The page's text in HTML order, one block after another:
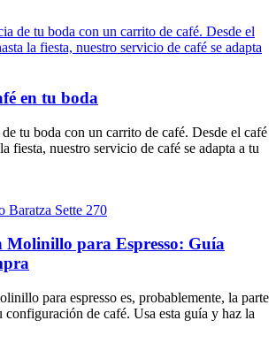
en tu boda
tu boda con un carrito de café. Desde el café
fiesta, nuestro servicio de café se adapta a tu
Molinillo para Espresso: Guía
para espresso es, probablemente, la parte
configuración de café. Usa esta guía y haz la